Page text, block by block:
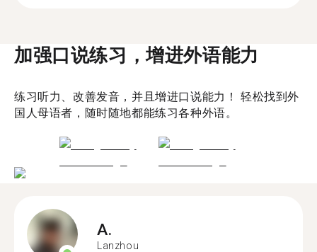
加强口说练习，增进外语能力
练习听力、改善发音，并且增进口说能力！ 轻松找到外
国人母语者，随时随地都能练习各种外语。
A.
Lanzhou